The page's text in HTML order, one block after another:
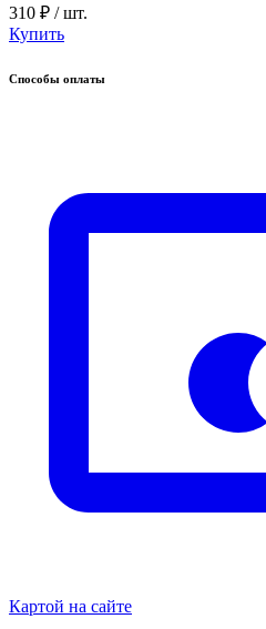
310 ₽ / шт.
Купить
Способы оплаты
Картой на сайте